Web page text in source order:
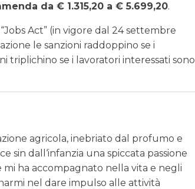
da € 1.315,20 a € 5.699,20.
Act” (in vigore dal 24 settembre
le sanzioni raddoppino se i
triplichino se i lavoratori interessati sono
agricola, inebriato dal profumo e
sin dall‘infanzia una spiccata passione
ha accompagnato nella vita e negli
nel dare impulso alle attività